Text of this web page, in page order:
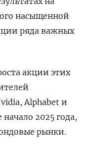
насыщенной
ряда важных
акции этих
Alphabet и
2025 года,
рынки.